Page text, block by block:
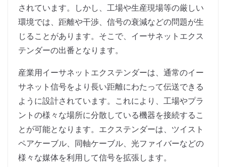
されています。しかし、工場や生産現場等の厳しい
環境では、距離や干渉、信号の衰減などの問題が生
じることがあります。そこで、イーサネットエクス
テンダーの出番となります。
産業用イーサネットエクステンダーは、通常のイー
サネット信号をより長い距離にわたって伝送できる
ように設計されています。これにより、工場やプラ
ントの様々な場所に分散している機器を接続するこ
とが可能となります。エクステンダーは、ツイスト
ペアケーブル、同軸ケーブル、光ファイバーなどの
様々な媒体を利用して信号を拡張します。